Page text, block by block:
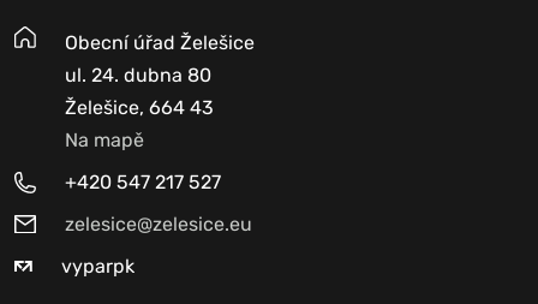
Obecní úřad Želešice
ul. 24. dubna 80
Želešice, 664 43
Na mapě
+420 547 217 527
zelesice@zelesice.eu
vyparpk